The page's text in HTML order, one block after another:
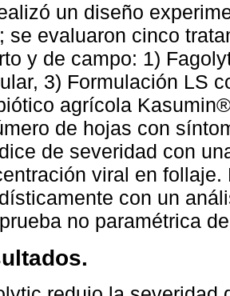
un diseño
se evaluaron cinco
y de campo: 1)
3) Formulación LS
agrícola
de hojas con
de severidad con
viral en
con un
no paramétrica